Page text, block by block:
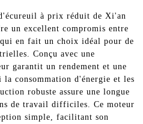
à prix réduit de Xi'an
un excellent compromis entre
en fait un choix idéal pour de
Conçu avec une
garantit un rendement et une
consommation d'énergie et les
robuste assure une longue
de travail difficiles. Ce moteur
simple, facilitant son